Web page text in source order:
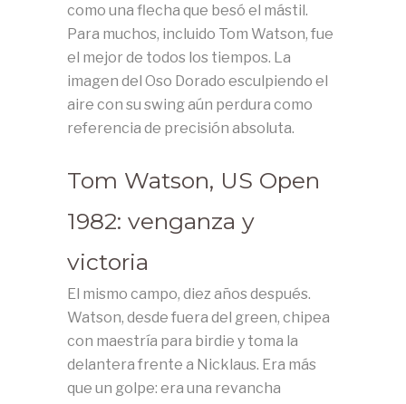
como una flecha que besó el mástil.
Para muchos, incluido Tom Watson, fue
el mejor de todos los tiempos. La
imagen del Oso Dorado esculpiendo el
aire con su swing aún perdura como
referencia de precisión absoluta.
Tom Watson, US Open
1982: venganza y
victoria
El mismo campo, diez años después.
Watson, desde fuera del green, chipea
con maestría para birdie y toma la
delantera frente a Nicklaus. Era más
que un golpe: era una revancha